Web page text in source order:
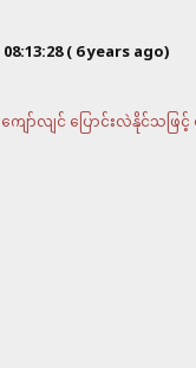
( 6 years ago)
လျင် ပြောင်းလဲနိုင်သဖြင့်